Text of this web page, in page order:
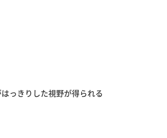
っきりした視野が得られる